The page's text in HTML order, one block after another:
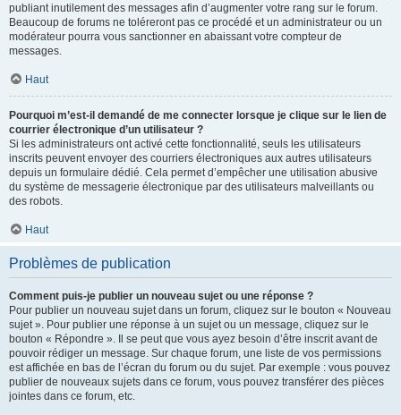
publiant inutilement des messages afin d’augmenter votre rang sur le forum.
Beaucoup de forums ne toléreront pas ce procédé et un administrateur ou un
modérateur pourra vous sanctionner en abaissant votre compteur de
messages.
Haut
Pourquoi m’est-il demandé de me connecter lorsque je clique sur le lien de
courrier électronique d’un utilisateur ?
Si les administrateurs ont activé cette fonctionnalité, seuls les utilisateurs
inscrits peuvent envoyer des courriers électroniques aux autres utilisateurs
depuis un formulaire dédié. Cela permet d’empêcher une utilisation abusive
du système de messagerie électronique par des utilisateurs malveillants ou
des robots.
Haut
Problèmes de publication
Comment puis-je publier un nouveau sujet ou une réponse ?
Pour publier un nouveau sujet dans un forum, cliquez sur le bouton « Nouveau
sujet ». Pour publier une réponse à un sujet ou un message, cliquez sur le
bouton « Répondre ». Il se peut que vous ayez besoin d’être inscrit avant de
pouvoir rédiger un message. Sur chaque forum, une liste de vos permissions
est affichée en bas de l’écran du forum ou du sujet. Par exemple : vous pouvez
publier de nouveaux sujets dans ce forum, vous pouvez transférer des pièces
jointes dans ce forum, etc.